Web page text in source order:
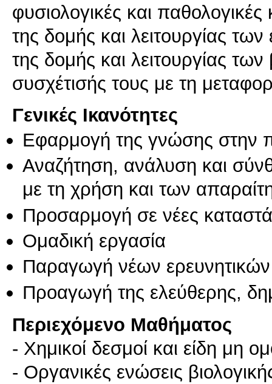
φυσιολογικές και παθολογικές
της δομής και λειτουργίας
της δομής και λειτουργίας
συσχέτισής τους με τη
Γενικές Ικανότητες
Εφαρμογή της γνώσης στην
Αναζήτηση, ανάλυση και
με τη χρήση και των
Προσαρμογή σε νέες
Ομαδική εργασία
Παραγωγή νέων
Προαγωγή της ελεύθερης,
Περιεχόμενο Μαθήματος
- Χημικοί δεσμοί και είδη μη
- Οργανικές ενώσεις